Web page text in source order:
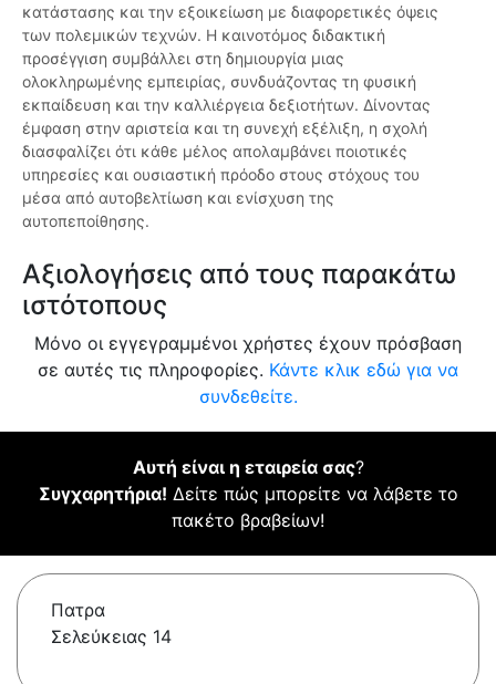
κατάστασης και την εξοικείωση με διαφορετικές όψεις
των πολεμικών τεχνών. Η καινοτόμος διδακτική
προσέγγιση συμβάλλει στη δημιουργία μιας
ολοκληρωμένης εμπειρίας, συνδυάζοντας τη φυσική
εκπαίδευση και την καλλιέργεια δεξιοτήτων. Δίνoντας
έμφαση στην αριστεία και τη συνεχή εξέλιξη, η σχολή
διασφαλίζει ότι κάθε μέλος απολαμβάνει ποιοτικές
υπηρεσίες και ουσιαστική πρόοδο στους στόχους του
μέσα από αυτοβελτίωση και ενίσχυση της
αυτοπεποίθησης.
Αξιολογήσεις από τους παρακάτω
ιστότοπους
Μόνο οι εγγεγραμμένοι χρήστες έχουν πρόσβαση
σε αυτές τις πληροφορίες. Κάντε κλικ εδώ για να
συνδεθείτε.
Αυτή είναι η εταιρεία σας?
Συγχαρητήρια! Δείτε πώς μπορείτε να λάβετε το
πακέτο βραβείων!
Πατρα
Σελεύκειας 14